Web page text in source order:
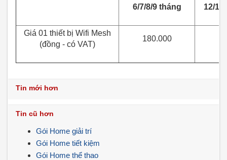
6/7/8/9 tháng 12/
Giá 01 thiết bị Wifi Mesh
(đồng - có VAT)
180.000
Tin mới hơn
Tin cũ hơn
Gói Home giải trí
Gói Home tiết kiệm
Gói Home thể thao